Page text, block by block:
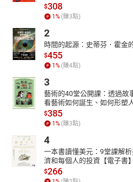
$308
1% (賺3點)
2
時間的起源：史蒂芬．霍金
$455
1% (賺4點)
3
藝術的40堂公開課：透過故
看藝術如何誕生、如何形塑
$385
1% (賺3點)
4
一本書讀懂美元：9堂課解
濟和每個人的投資【電子書】
$266